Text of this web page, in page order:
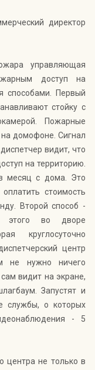
директор
управляющая
доступ на
способами. Первый
стойку с
Пожарные
домофоне. Сигнал
видит, что
на территорию.
месяц с дома. Это
стоимость
Второй способ -
этого во дворе
круглосуточно
центр
не нужно ничего
видит на экране,
Запустят и
службы, о которых
- 5
центра не только в